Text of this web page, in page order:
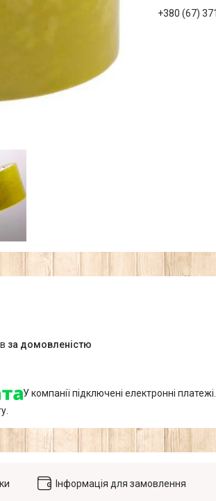
+380 (67)
за домовленістю
У компанії підключені електронні
Інформація для замовлення